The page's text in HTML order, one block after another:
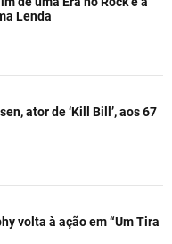
Lenda
ator de ‘Kill Bill’, aos 67
volta à ação em “Um Tira